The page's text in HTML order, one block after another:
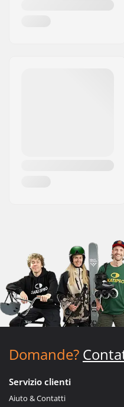
Domande?
Servizio clienti
Aiuto & Contatti